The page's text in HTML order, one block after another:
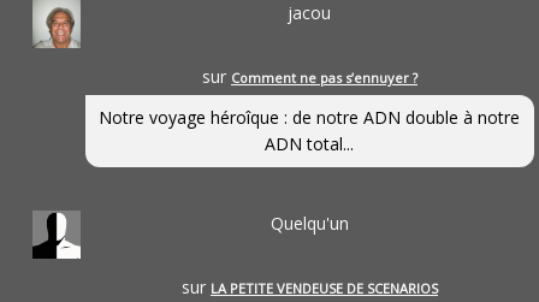
jacou
sur Comment ne pas s’ennuyer ?
Notre voyage héroîque : de notre ADN double à notre
ADN total...
Quelqu'un
sur LA PETITE VENDEUSE DE SCENARIOS